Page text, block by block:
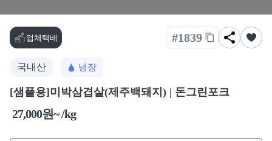
업체택배 #1839
국내산 냉장
[샘플용]미박삼겹살(제주백돼지) | 돈그린포크
27,000원~ /kg